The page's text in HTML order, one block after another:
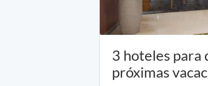
3 hoteles para
próximas